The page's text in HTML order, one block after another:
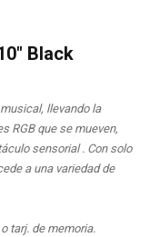
Black
llevando la
RGB que se mueven,
sensorial . Con solo
a una variedad de
tarj. de memoria.